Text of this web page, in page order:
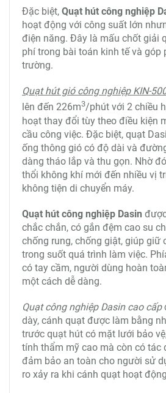
Đặc biệt, Quạt hút công nghiệp
hoạt động với công suất lớn
điện năng. Đây là mấu chốt giải
phí trong bài toán kinh tế và góp
trường.
Quạt hút gió công nghiệp KIN-
lên đến 226m3/phút với 2 chiều
hoạt thay đổi tùy theo điều kiện
cầu công việc. Đặc biệt, quạt
ống thông gió có độ dài và
dàng tháo lắp và thu gọn. Nhờ
thổi không khí mới đến nhiều vị
không tiện di chuyển máy.
Quạt hút công nghiệp Dasin
chắc chắn, có gắn đệm cao su
chống rung, chống giật, giúp giữ
trong suốt quá trình làm việc.
có tay cầm, người dùng hoàn
một cách dễ dàng.
Quạt công nghiệp Dasin cao cấp
dày, cánh quạt được làm bằng
trước quạt hút có mặt lưới bảo
tính thẩm mỹ cao mà còn có tác
đảm bảo an toàn cho người sử
ro xảy ra khi cánh quạt hoạt